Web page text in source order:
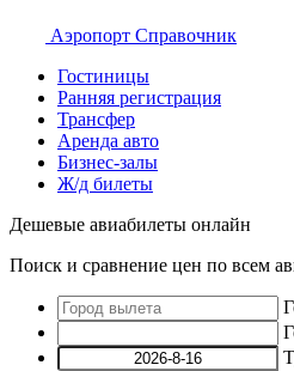
Аэропорт Справочник
Гостиницы
Ранняя регистрация
Трансфер
Аренда авто
Бизнес-залы
Ж/д билеты
Дешевые авиабилеты онлайн
Поиск и сравнение цен по всем